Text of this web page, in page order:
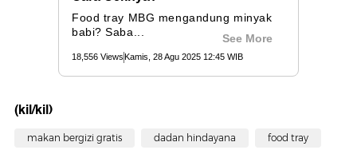
(kil/kil)
makan bergizi gratis dadan hindayana food tray